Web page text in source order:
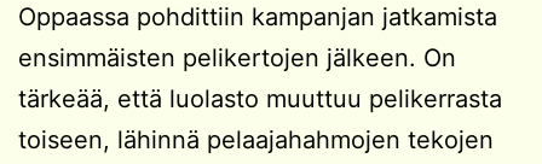
Oppaassa pohdittiin kampanjan jatkamista
ensimmäisten pelikertojen jälkeen. On
tärkeää, että luolasto muuttuu pelikerrasta
toiseen, lähinnä pelaajahahmojen tekojen